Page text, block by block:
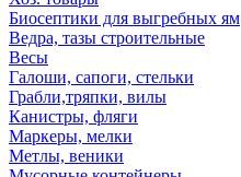
Биосептики для выгребных ям
Ведра, тазы строительные
Весы
Галоши, сапоги, стельки
Грабли,тряпки, вилы
Канистры, фляги
Маркеры, мелки
Метлы, веники